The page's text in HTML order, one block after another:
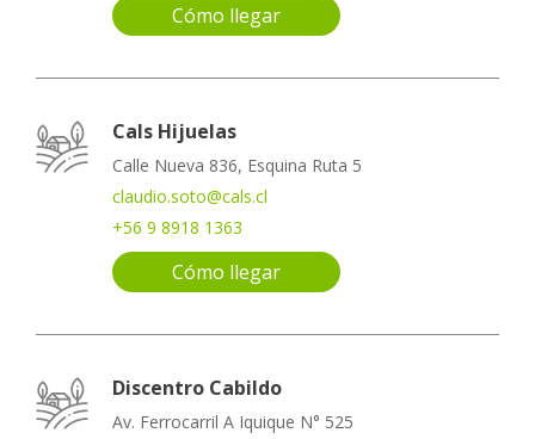
Cómo llegar
Cals Hijuelas
Calle Nueva 836, Esquina Ruta 5
claudio.soto@cals.cl
+56 9 8918 1363
Cómo llegar
Discentro Cabildo
Av. Ferrocarril A Iquique N° 525